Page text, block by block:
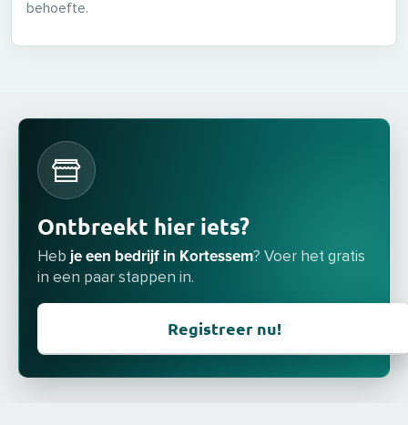
behoefte.
Ontbreekt hier iets?
Heb je een bedrijf in Kortessem? Voer het gratis
in een paar stappen in.
Registreer nu!